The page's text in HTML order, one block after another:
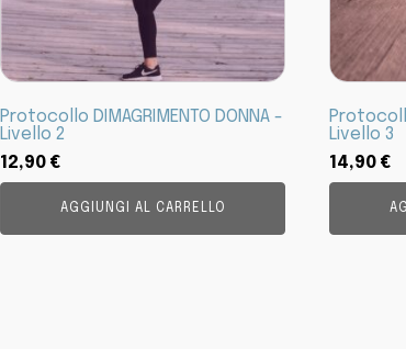
Protocollo DIMAGRIMENTO DONNA -
Livello 2
12,90 €
AGGIUNGI AL CARRELLO
Livello 3
14,90 €